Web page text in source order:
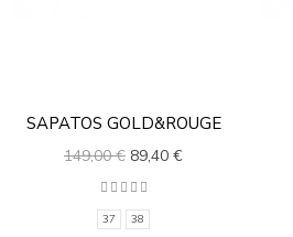
SAPATOS GOLD&ROUGE
149,00 € 89,40 €
37 38